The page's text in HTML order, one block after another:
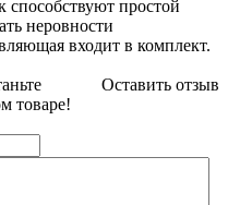
способствуют простой
неровности
входит в комплект.
Оставить отзыв
товаре!